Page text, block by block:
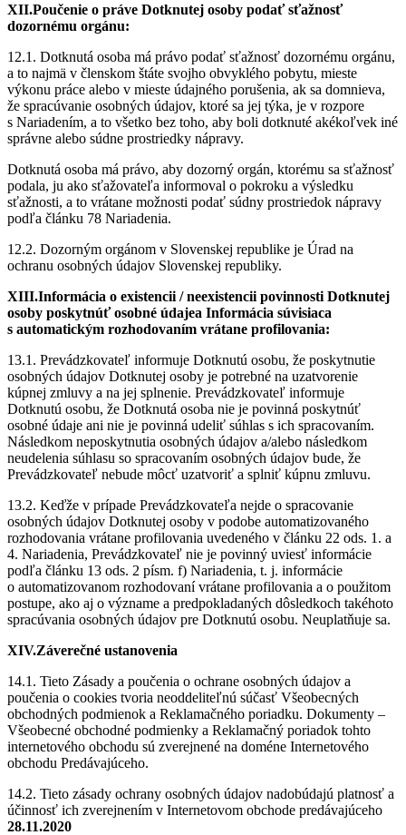
XII.Poučenie o práve Dotknutej osoby podať sťažnosť
dozornému orgánu:
12.1. Dotknutá osoba má právo podať sťažnosť dozornému orgánu,
a to najmä v členskom štáte svojho obvyklého pobytu, mieste
výkonu práce alebo v mieste údajného porušenia, ak sa domnieva,
že spracúvanie osobných údajov, ktoré sa jej týka, je v rozpore
s Nariadením, a to všetko bez toho, aby boli dotknuté akékoľvek iné
správne alebo súdne prostriedky nápravy.
Dotknutá osoba má právo, aby dozorný orgán, ktorému sa sťažnosť
podala, ju ako sťažovateľa informoval o pokroku a výsledku
sťažnosti, a to vrátane možnosti podať súdny prostriedok nápravy
podľa článku 78 Nariadenia.
12.2. Dozorným orgánom v Slovenskej republike je Úrad na
ochranu osobných údajov Slovenskej republiky.
XIII.Informácia o existencii / neexistencii povinnosti Dotknutej
osoby poskytnúť osobné údajea Informácia súvisiaca
s automatickým rozhodovaním vrátane profilovania:
13.1. Prevádzko­vateľ informuje Dotknutú osobu, že poskytnutie
osobných údajov Dotknutej osoby je potrebné na uzatvorenie
kúpnej zmluvy a na jej splnenie. Prevádzkovateľ informuje
Dotknutú osobu, že Dotknutá osoba nie je povinná poskytnúť
osobné údaje ani nie je povinná udeliť súhlas s ich spracovaním.
Následkom neposkytnutia osobných údajov a/alebo následkom
neudelenia súhlasu so spracovaním osobných údajov bude, že
Prevádzkovateľ nebude môcť uzatvoriť a splniť kúpnu zmluvu.
13.2. Keďže v prípade Prevádzkovateľa nejde o spracovanie
osobných údajov Dotknutej osoby v podobe automatizovaného
rozhodovania vrátane profilovania uvedeného v článku 22 ods. 1. a
4. Nariadenia, Prevádzkovateľ nie je povinný uviesť informácie
podľa článku 13 ods. 2 písm. f) Nariadenia, t. j. informácie
o automatizovanom rozhodovaní vrátane profilovania a o použitom
postupe, ako aj o význame a predpokladaných dôsledkoch takéhoto
spracúvania osobných údajov pre Dotknutú osobu. Neuplatňuje sa.
XIV.Záverečné ustanovenia
14.1. Tieto Zásady a poučenia o ochrane osobných údajov a
poučenia o cookies tvoria neoddeliteľnú súčasť Všeobecných
obchodných podmienok a Reklamačného poriadku. Dokumenty –
Všeobecné obchodné podmienky a Reklamačný poriadok tohto
internetového obchodu sú zverejnené na doméne Internetového
obchodu Predávajúceho.
14.2. Tieto zásady ochrany osobných údajov nadobúdajú platnosť a
účinnosť ich zverejnením v Internetovom obchode predávajúceho
28.11.2020